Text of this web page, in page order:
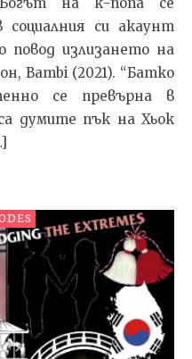
социалния си акаунт
повод излизането на
Bambi (2021). “Батко
се превърна в
думите пък на Хьок